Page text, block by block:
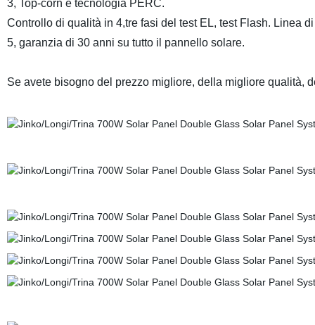
3, Top-corn e tecnologia PERC.
Controllo di qualità in 4,tre fasi del test EL, test Flash. Linea
5, garanzia di 30 anni su tutto il pannello solare.
Se avete bisogno del prezzo migliore, della migliore qualità,